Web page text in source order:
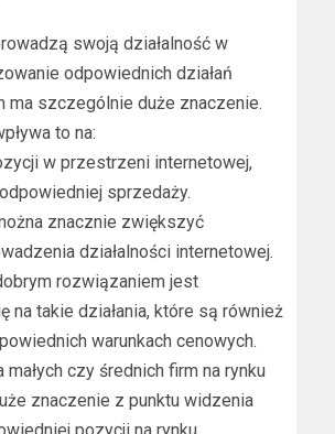
swoją działalność w
odpowiednich działań
ma szczególnie duże znaczenie.
to na:
w przestrzeni internetowej,
sprzedaży.
znacznie zwiększyć
działalności internetowej.
rozwiązaniem jest
na takie działania, które są również
warunkach cenowych.
czy średnich firm na rynku
znaczenie z punktu widzenia
pozycji na rynku